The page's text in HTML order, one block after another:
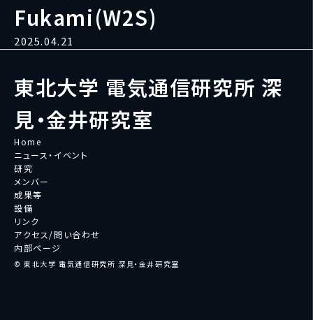
Fukami(W2S)
2025.04.21
東北大学 電気通信研究所 深
見・金井研究室
Home
ニュース・イベント
研究
メンバー
成果等
設備
リンク
アクセス/問い合わせ
内部ページ
© 東北大学 電気通信研究所 深見・金井研究室